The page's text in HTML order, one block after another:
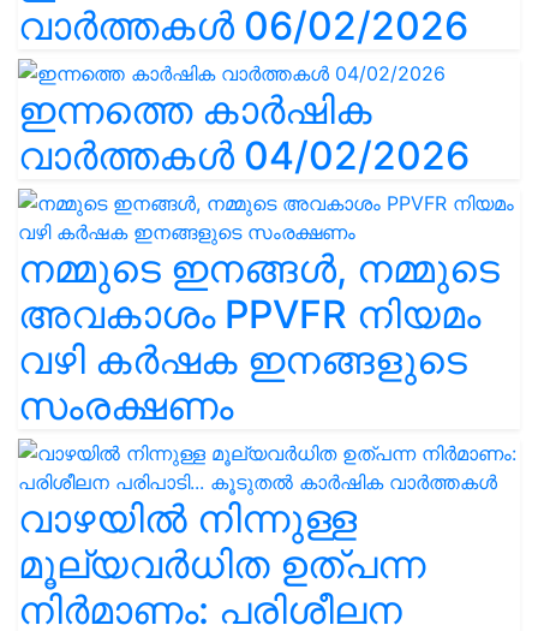
വാർത്തകൾ 06/02/2026
ഇന്നത്തെ കാർഷിക
വാർത്തകൾ 04/02/2026
നമ്മുടെ ഇനങ്ങൾ, നമ്മുടെ
അവകാശം PPVFR നിയമം
വഴി കർഷക ഇനങ്ങളുടെ
സംരക്ഷണം
വാഴയിൽ നിന്നുള്ള
മൂല്യവർധിത ഉത്പന്ന
നിർമാണം: പരിശീലന